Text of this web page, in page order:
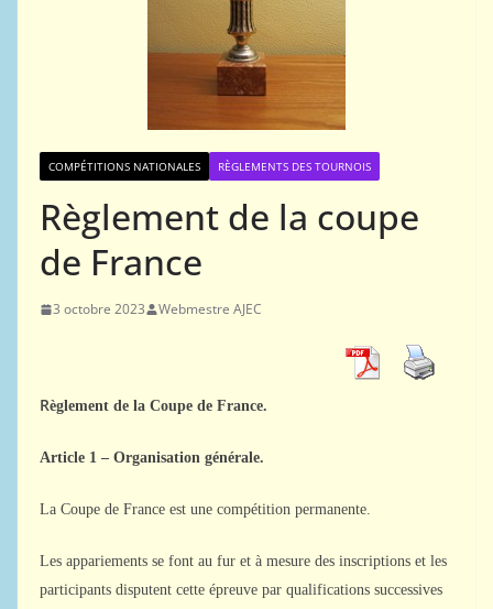
COMPÉTITIONS NATIONALES RÈGLEMENTS DES TOURNOIS
Règlement de la coupe
de France
3 octobre 2023 Webmestre AJEC
Règlement de la Coupe de France.
Article 1 – Organisation générale.
La Coupe de France est une compétition permanente.
Les appariements se font au fur et à mesure des inscriptions et les
participants disputent cette épreuve par qualifications successives